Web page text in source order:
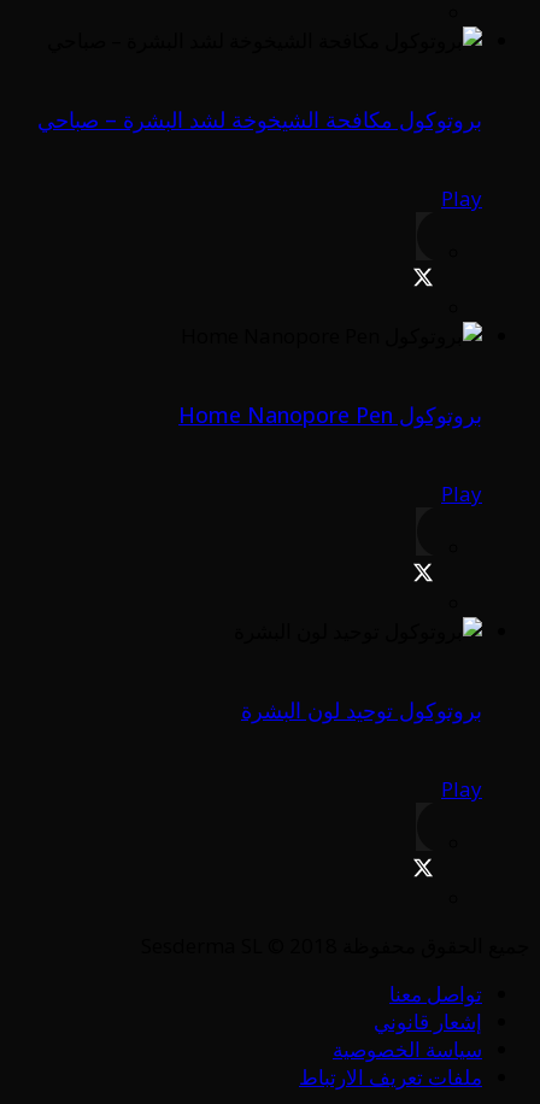
بروتوكول مكافحة الشيخوخة لشد البشرة – صباحي
Play
بروتوكول Home Nanopore Pen
Play
بروتوكول توحيد لون البشرة
Play
تواصل معنا
إشعار قانوني
سياسة الخصوصية
ملفات تعريف الارتباط